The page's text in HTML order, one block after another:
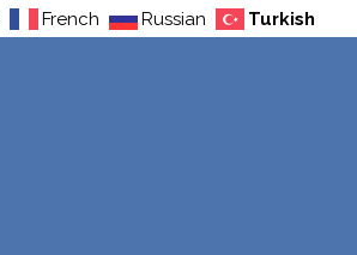
French Russian Turkish